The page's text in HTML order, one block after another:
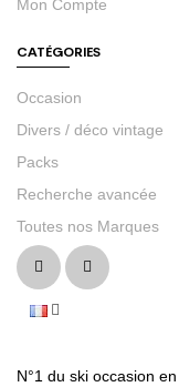
Mon Compte
CATÉGORIES
Occasion
Divers / déco vintage
Packs
Recherche avancée
Toutes nos Marques
N°1 du ski occasion